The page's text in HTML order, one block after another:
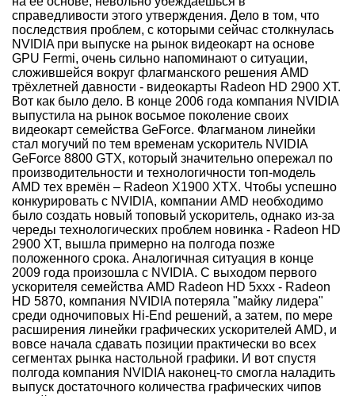
справедливости этого утверждения. Дело в том, что
последствия проблем, с которыми сейчас столкнулась
NVIDIA при выпуске на рынок видеокарт на основе
GPU Fermi, очень сильно напоминают о ситуации,
сложившейся вокруг флагманского решения AMD
трёхлетней давности - видеокарты Radeon HD 2900 XT.
Вот как было дело. В конце 2006 года компания NVIDIA
выпустила на рынок восьмое поколение своих
видеокарт семейства GeForce. Флагманом линейки
стал могучий по тем временам ускоритель NVIDIA
GeForce 8800 GTX, который значительно опережал по
производительности и технологичности топ-модель
AMD тех времён – Radeon X1900 XTX. Чтобы успешно
конкурировать с NVIDIA, компании AMD необходимо
было создать новый топовый ускоритель, однако из-за
череды технологических проблем новинка - Radeon HD
2900 XT, вышла примерно на полгода позже
положенного срока. Аналогичная ситуация в конце
2009 года произошла с NVIDIA. С выходом первого
ускорителя семейства AMD Radeon HD 5xxx - Radeon
HD 5870, компания NVIDIA потеряла "майку лидера"
среди одночиповых Hi-End решений, а затем, по мере
расширения линейки графических ускорителей AMD, и
вовсе начала сдавать позиции практически во всех
сегментах рынка настольной графики. И вот спустя
полгода компания NVIDIA наконец-то смогла наладить
выпуск достаточного количества графических чипов